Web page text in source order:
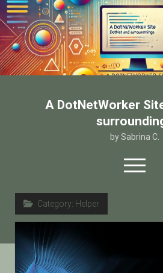
A DotNetWorker
by Sabrina C.
open
menu
Category: Helper